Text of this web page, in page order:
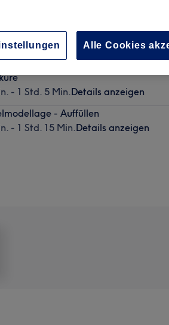
- 1 Std. 5 Min.Details anzeigen
- Auffüllen
- 1 Std. 15 Min.Details anzeigen
Alle Cookies